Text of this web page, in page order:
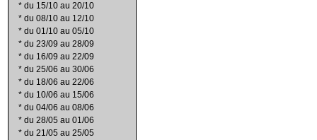
* du 15/10 au 20/10
* du 08/10 au 12/10
* du 01/10 au 05/10
* du 23/09 au 28/09
* du 16/09 au 22/09
* du 25/06 au 30/06
* du 18/06 au 22/06
* du 10/06 au 15/06
* du 04/06 au 08/06
* du 28/05 au 01/06
* du 21/05 au 25/05